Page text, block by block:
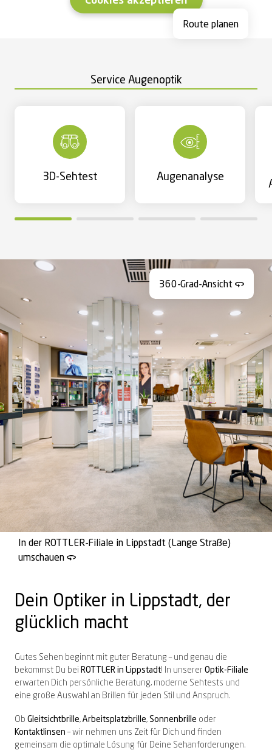
Route planen
Service Augenoptik
3D-Sehtest Augenanalyse
Dein Optiker in Lippstadt, der
glücklich macht
Gutes Sehen beginnt mit guter Beratung – und genau die
bekommst Du bei ROTTLER in Lippstadt! In unserer Optik-Filiale
erwarten Dich persönliche Beratung, moderne Sehtests und
eine große Auswahl an Brillen für jeden Stil und Anspruch.
Ob Gleitsichtbrille, Arbeitsplatzbrille, Sonnenbrille oder
Kontaktlinsen – wir nehmen uns Zeit für Dich und finden
gemeinsam die optimale Lösung für Deine Sehanforderungen.
360-Grad-Ansicht
In der ROTTLER-Filiale in Lippstadt (Lange Straße)
umschauen